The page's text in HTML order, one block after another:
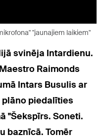
"jaunajiem laikiem"
svinēja Intardienu.
Raimonds
Intars Busulis ar
piedalīties
"Šekspīrs. Soneti.
baznīcā. Tomēr